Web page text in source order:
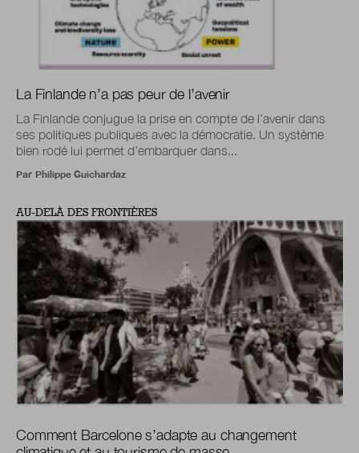
La Finlande n’a pas peur de l’avenir
La Finlande conjugue la prise en compte de l’avenir dans
ses politiques publiques avec la démocratie. Un système
bien rodé lui permet d’embarquer dans...
Par Philippe Guichardaz
AU-DELÀ DES FRONTIÈRES
Comment Barcelone s’adapte au changement